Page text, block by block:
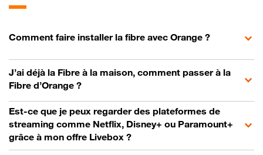
Comment faire installer la fibre avec Orange ?
J’ai déjà la Fibre à la maison, comment passer à la
Fibre d’Orange ?
Est-ce que je peux regarder des plateformes de
streaming comme Netflix, Disney+ ou Paramount+
grâce à mon offre Livebox ?